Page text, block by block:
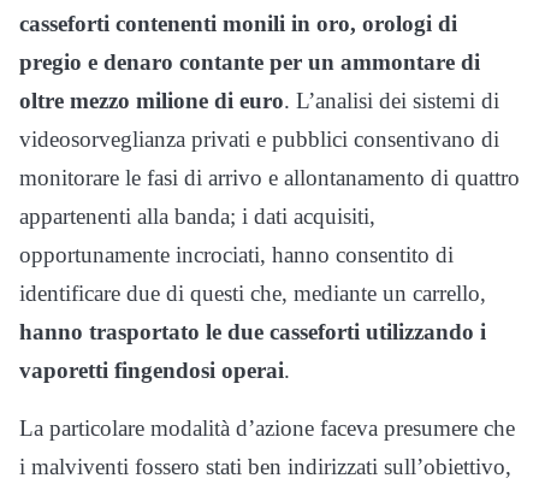
casseforti contenenti monili in oro, orologi di
pregio e denaro contante per un ammontare di
oltre mezzo milione di euro. L’analisi dei sistemi di
videosorveglianza privati e pubblici consentivano di
monitorare le fasi di arrivo e allontanamento di quattro
appartenenti alla banda; i dati acquisiti,
opportunamente incrociati, hanno consentito di
identificare due di questi che, mediante un carrello,
hanno trasportato le due casseforti utilizzando i
vaporetti fingendosi operai.
La particolare modalità d’azione faceva presumere che
i malviventi fossero stati ben indirizzati sull’obiettivo,